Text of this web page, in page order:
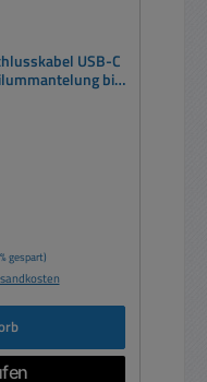
USB-C
bis
gespart)